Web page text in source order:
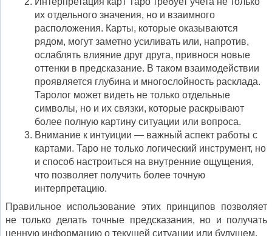
их отдельного значения, но и взаимного
расположения. Карты, которые оказываются
рядом, могут заметно усиливать или, напротив,
ослаблять влияние друг друга, привнося новые
оттенки в предсказание. В таком взаимодействии
проявляется глубина и многослойность расклада.
Таролог может видеть не только отдельные
символы, но и их связки, которые раскрывают
более полную картину ситуации или вопроса.
Внимание к интуиции — важный аспект работы с
картами. Таро не только логический инструмент, но
и способ настроиться на внутренние ощущения,
что позволяет получить более точную
интерпретацию.
Правильное использование этих принципов позволяет
не только делать точные предсказания, но и получать
ценную информацию о текущей ситуации или будущем.